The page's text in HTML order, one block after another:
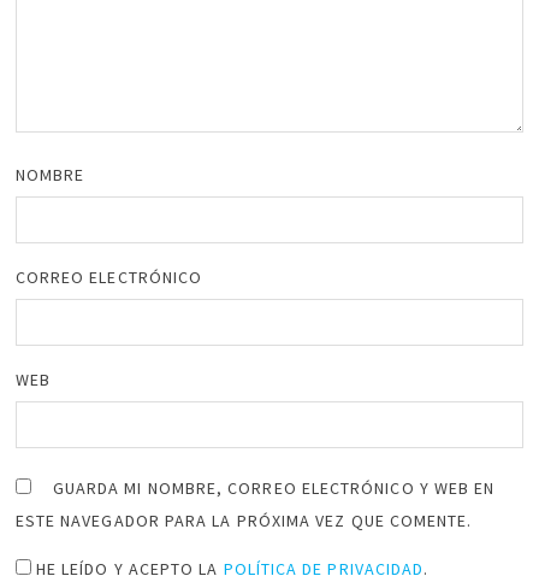
NOMBRE
CORREO ELECTRÓNICO
WEB
GUARDA MI NOMBRE, CORREO ELECTRÓNICO Y WEB EN
ESTE NAVEGADOR PARA LA PRÓXIMA VEZ QUE COMENTE.
HE LEÍDO Y ACEPTO LA POLÍTICA DE PRIVACIDAD.